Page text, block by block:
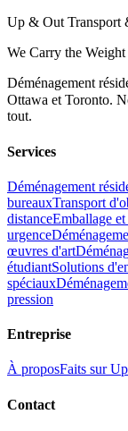
Up & Out Transport
We Carry the
Déménagement
Ottawa et Toronto.
tout.
Services
Déménagement
bureauxTransport
distanceEmballage
urgence
œuvres d'art
étudiantSolutions
spéciaux
pression
Entreprise
À proposFaits sur
Contact